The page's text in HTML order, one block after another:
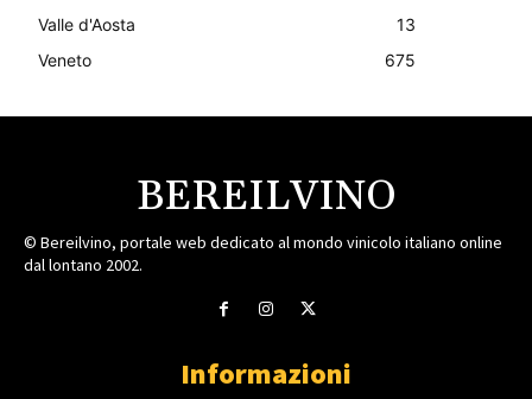
Valle d'Aosta
13
Veneto
675
BEREILVINO
© Bereilvino, portale web dedicato al mondo vinicolo italiano online
dal lontano 2002.
Informazioni